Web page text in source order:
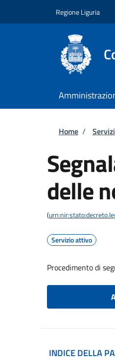
Regione Liguria
Home / Servizi
delle
(
Servizio attivo
Procedimento di
INDICE DELLA